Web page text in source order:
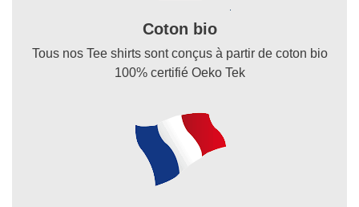
Coton bio
Tous nos Tee shirts sont conçus à partir de coton bio
100% certifié Oeko Tek